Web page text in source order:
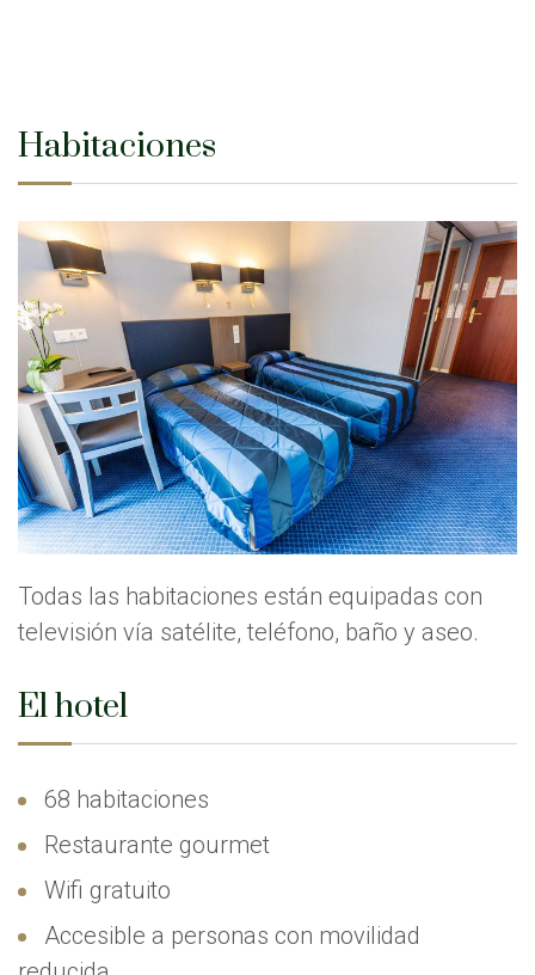
Habitaciones
Todas las habitaciones están equipadas con
televisión vía satélite, teléfono, baño y aseo.
El hotel
68 habitaciones
Restaurante gourmet
Wifi gratuito
Accesible a personas con movilidad